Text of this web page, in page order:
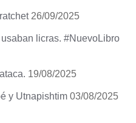
26/09/2025
licras. #NuevoLibro
19/08/2025
y Utnapishtim 03/08/2025